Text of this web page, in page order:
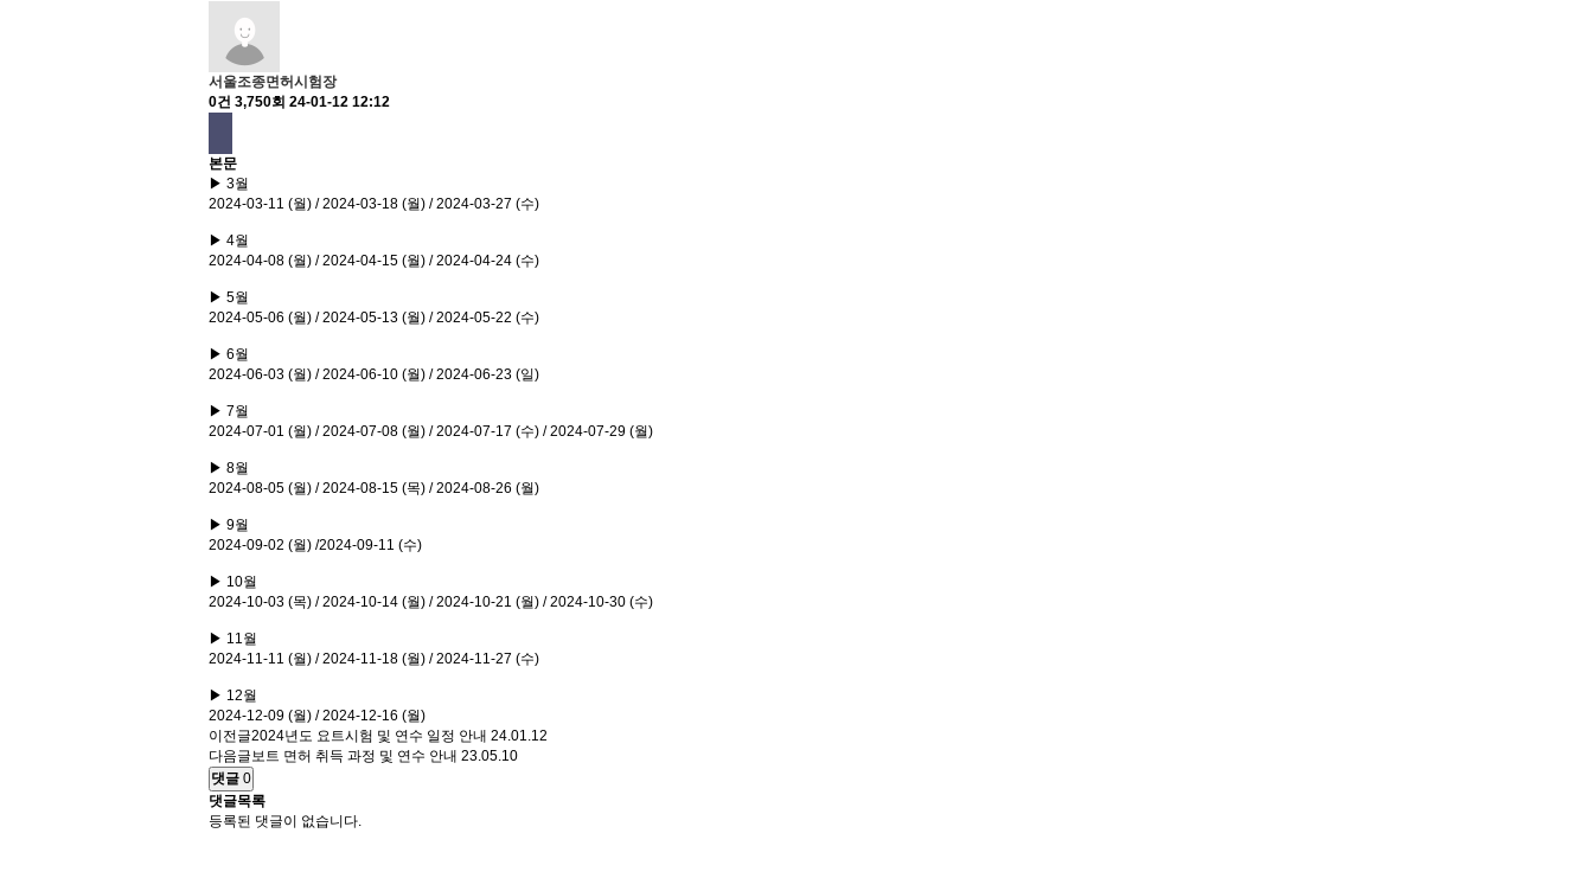
서울조종면허시험장
0건 3,750회 24-01-12 12:12
본문
▶ 3월
2024-03-11 (월) / 2024-03-18 (월) / 2024-03-27 (수)
▶ 4월
2024-04-08 (월) / 2024-04-15 (월) / 2024-04-24 (수)
▶ 5월
2024-05-06 (월) / 2024-05-13 (월) / 2024-05-22 (수)
▶ 6월
2024-06-03 (월) / 2024-06-10 (월) / 2024-06-23 (일)
▶ 7월
2024-07-01 (월) / 2024-07-08 (월) / 2024-07-17 (수) / 2024-07-29 (월)
▶ 8월
2024-08-05 (월) / 2024-08-15 (목) / 2024-08-26 (월)
▶ 9월
2024-09-02 (월) /2024-09-11 (수)
▶ 10월
2024-10-03 (목) / 2024-10-14 (월) / 2024-10-21 (월) / 2024-10-30 (수)
▶ 11월
2024-11-11 (월) / 2024-11-18 (월) / 2024-11-27 (수)
▶ 12월
2024-12-09 (월) / 2024-12-16 (월)
이전글2024년도 요트시험 및 연수 일정 안내 24.01.12
다음글보트 면허 취득 과정 및 연수 안내 23.05.10
댓글 0
댓글목록
등록된 댓글이 없습니다.